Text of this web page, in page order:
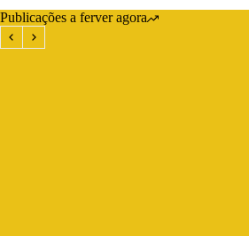
Publicações a ferver agora